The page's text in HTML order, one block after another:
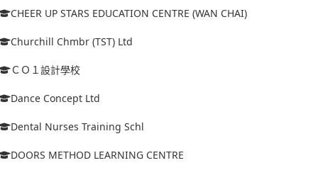
CHEER UP STARS EDUCATION CENTRE (WAN CHAI)
Churchill Chmbr (TST) Ltd
ＣＯ１設計學校
Dance Concept Ltd
Dental Nurses Training Schl
DOORS METHOD LEARNING CENTRE